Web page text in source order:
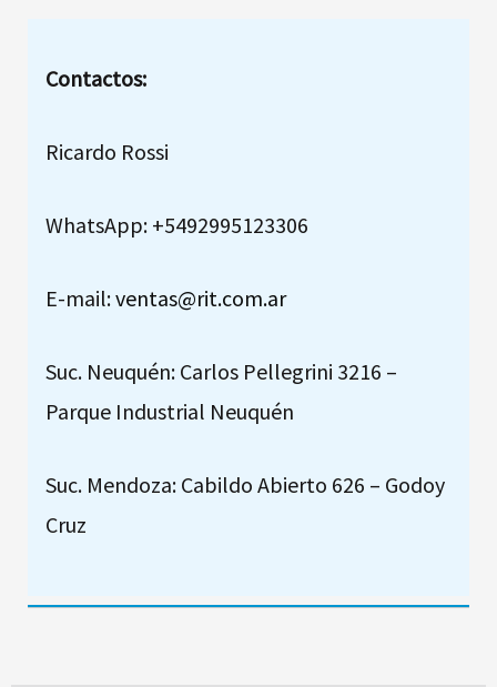
Contactos:
Ricardo Rossi
WhatsApp: +5492995123306
E-mail:ventas@rit.com.ar
Suc. Neuquén: Carlos Pellegrini 3216 –
Parque Industrial Neuquén
Suc. Mendoza: Cabildo Abierto 626 – Godoy
Cruz